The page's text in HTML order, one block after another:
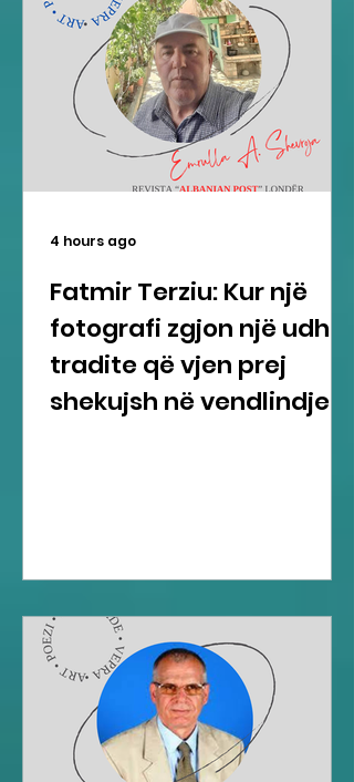
Fatmir Terziu: Kur një
fotografi zgjon një udhë
tradite që vjen prej
shekujsh në vendlindje
4 hours ago